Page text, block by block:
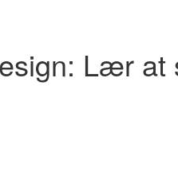
Lær at